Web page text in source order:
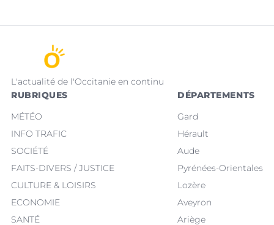
L'actualité de l'Occitanie en continu
RUBRIQUES
MÉTÉO
INFO TRAFIC
SOCIÉTÉ
FAITS-DIVERS / JUSTICE
CULTURE & LOISIRS
ECONOMIE
SANTÉ
DÉPARTEMENTS
Gard
Hérault
Aude
Pyrénées-Orientales
Lozère
Aveyron
Ariège